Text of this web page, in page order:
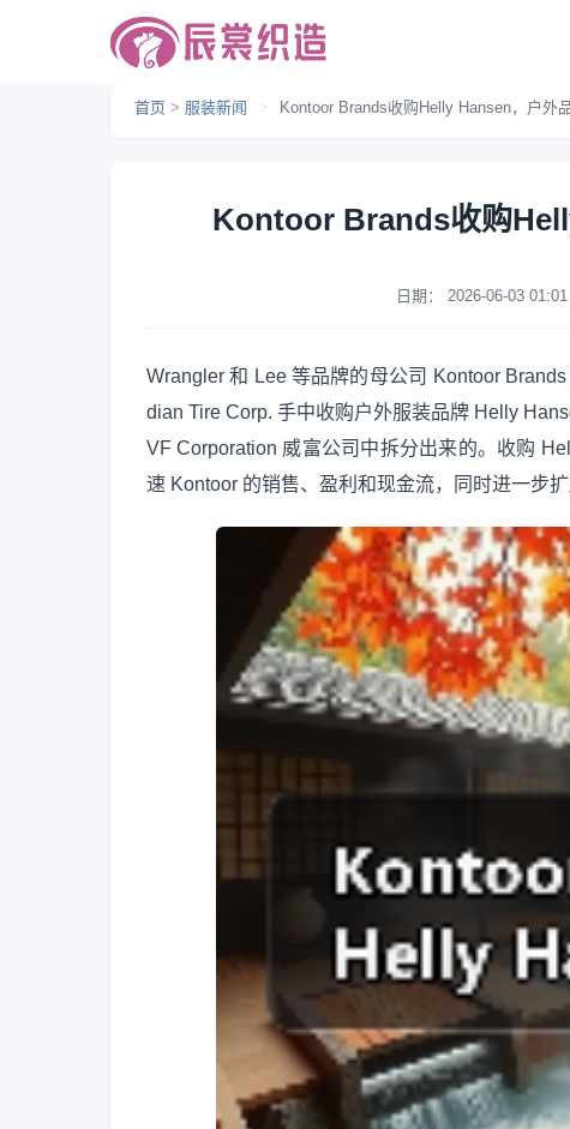
首页 > 服装新闻 > Kontoor Brands收购Helly Hansen，户外
Kontoor Brands收购
日期： 2026-06-03 01:01
Wrangler 和 Lee 等品牌的母公司 Kontoor
dian Tire Corp. 手中收购户外服装品牌 Helly
VF Corporation 威富公司中拆分出来的。收购
速 Kontoor 的销售、盈利和现金流，同时进一步